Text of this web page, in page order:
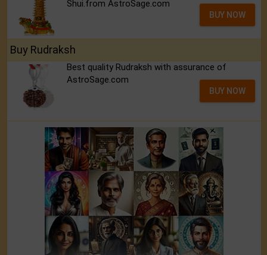
Shui.from AstroSage.com
BUY NOW
Buy Rudraksh
Best quality Rudraksh with assurance of
AstroSage.com
BUY NOW